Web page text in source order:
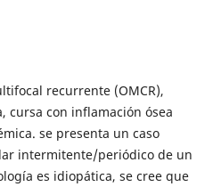
recurrente (OMCR),
cursa con inflamación ósea
se presenta un caso
intermitente/periódico de un
es idiopática, se cree que